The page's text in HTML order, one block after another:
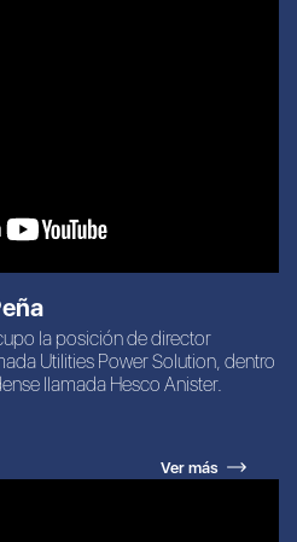
la posición de director
Utilities Power Solution, dentro
llamada Hesco Anister.
Ver más